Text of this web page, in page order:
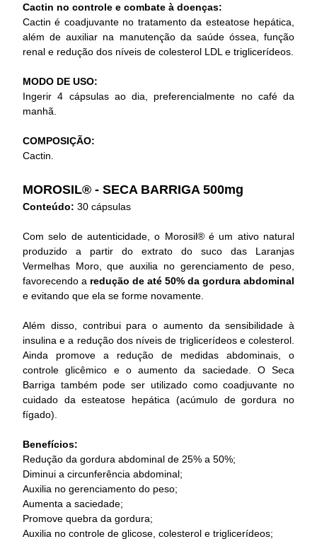
Cactin no controle e combate à doenças:
Cactin é coadjuvante no tratamento da esteatose hepática,
além de auxiliar na manutenção da saúde óssea, função
renal e redução dos níveis de colesterol LDL e triglicerídeos.
MODO DE USO:
Ingerir 4 cápsulas ao dia, preferencialmente no café da
manhã.
COMPOSIÇÃO:
Cactin.
MOROSIL® - SECA BARRIGA 500mg
Conteúdo: 30 cápsulas
Com selo de autenticidade, o Morosil® é um ativo natural
produzido a partir do extrato do suco das Laranjas
Vermelhas Moro, que auxilia no gerenciamento de peso,
favorecendo a redução de até 50% da gordura abdominal
e evitando que ela se forme novamente.
Além disso, contribui para o aumento da sensibilidade à
insulina e a redução dos níveis de triglicerídeos e colesterol.
Ainda promove a redução de medidas abdominais, o
controle glicêmico e o aumento da saciedade. O Seca
Barriga também pode ser utilizado como coadjuvante no
cuidado da esteatose hepática (acúmulo de gordura no
fígado).
Benefícios:
Redução da gordura abdominal de 25% a 50%;
Diminui a circunferência abdominal;
Auxilia no gerenciamento do peso;
Aumenta a saciedade;
Promove quebra da gordura;
Auxilia no controle de glicose, colesterol e triglicerídeos;